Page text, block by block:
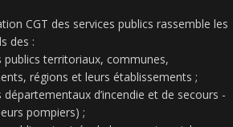
CGT des services publics rassemble les
des :
publics territoriaux, communes,
régions et leurs établissements ;
départementaux d’incendie et de secours -
pompiers) ;